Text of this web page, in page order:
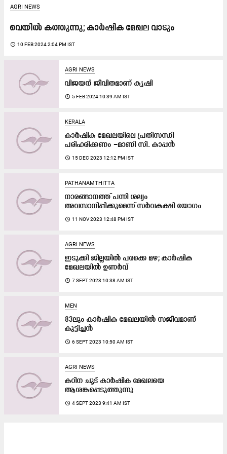
AGRI NEWS
വെയിൽ കത്തുന്നു​; കാർഷിക മേഖല വാടും
access_time 10 FEB 2024 2:04 PM IST
AGRI NEWS
വിജയന് ജീവിതമാണ് കൃഷി
access_time 5 FEB 2024 10:39 AM IST
KERALA
കാർഷിക മേഖലയിലെ പ്രതിസന്ധി
പരിഹരിക്കണം –മാണി സി. കാപ്പൻ
access_time 15 DEC 2023 12:12 PM IST
PATHANAMTHITTA
നാരങ്ങാനത്ത് പന്നി ശല്യം
അവസാനിപ്പിക്കുമെന്ന് സർവകക്ഷി യോഗം
access_time 11 NOV 2023 12:48 PM IST
AGRI NEWS
ഇടുക്കി ജില്ലയിൽ പരക്കെ മഴ; കാർഷിക
മേഖലയിൽ ഉണർവ്
access_time 7 SEPT 2023 10:38 AM IST
MEN
83ലും കാർഷിക മേഖലയിൽ സജീവമാണ്​
കുട്ടിച്ചൻ
access_time 6 SEPT 2023 10:50 AM IST
AGRI NEWS
കഠിന ചൂട് കാർഷിക മേഖലയെ
ആശങ്കപ്പെടുത്തുന്നു
access_time 4 SEPT 2023 9:41 AM IST